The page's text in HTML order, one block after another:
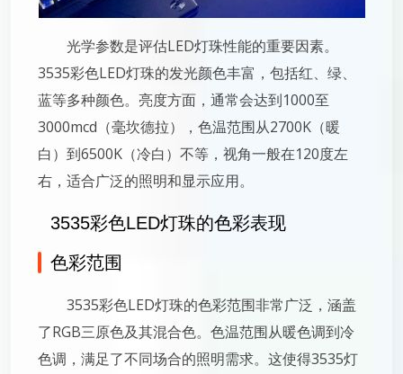
光学参数是评估LED灯珠性能的重要因素。
3535彩色LED灯珠的发光颜色丰富，包括红、绿、
蓝等多种颜色。亮度方面，通常会达到1000至
3000mcd（毫坎德拉），色温范围从2700K（暖
白）到6500K（冷白）不等，视角一般在120度左
右，适合广泛的照明和显示应用。
3535彩色LED灯珠的色彩表现
色彩范围
3535彩色LED灯珠的色彩范围非常广泛，涵盖
了RGB三原色及其混合色。色温范围从暖色调到冷
色调，满足了不同场合的照明需求。这使得3535灯